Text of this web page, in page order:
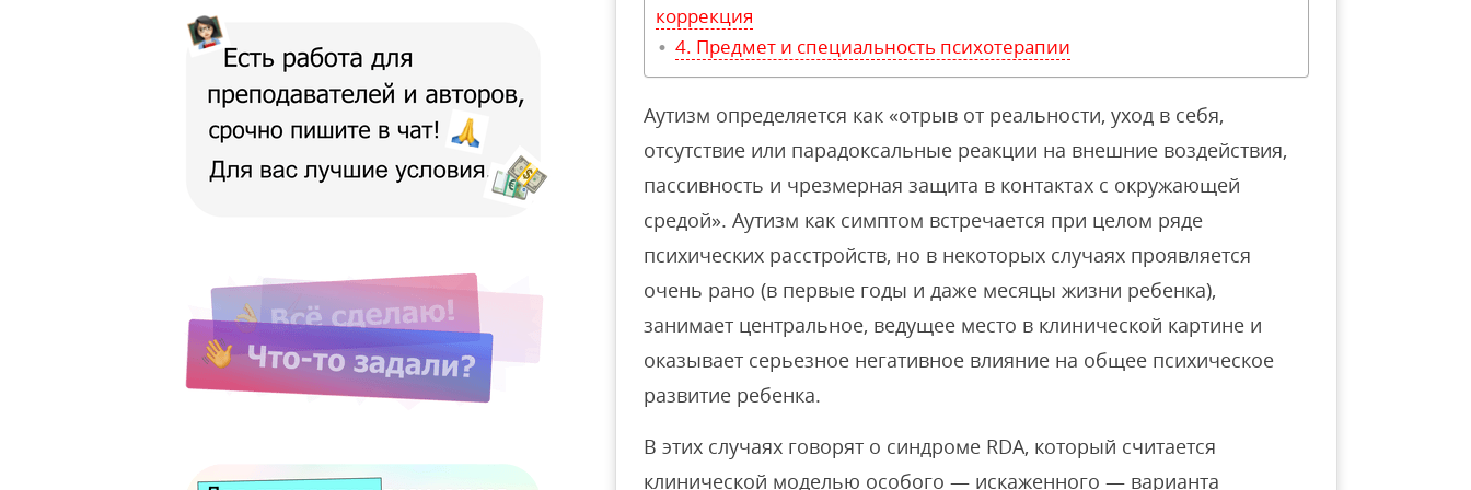
коррекция
Предмет и специальность психотерапии
Аутизм определяется как «отрыв от реальности, уход в себя,
отсутствие или парадоксальные реакции на внешние воздействия,
пассивность и чрезмерная защита в контактах с окружающей
средой». Аутизм как симптом встречается при целом ряде
психических расстройств, но в некоторых случаях проявляется
очень рано (в первые годы и даже месяцы жизни ребенка),
занимает центральное, ведущее место в клинической картине и
оказывает серьезное негативное влияние на общее психическое
развитие ребенка.
В этих случаях говорят о синдроме RDA, который считается
клинической моделью особого — искаженного — варианта